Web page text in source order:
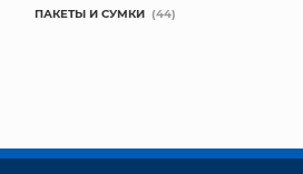
ПАКЕТЫ И СУМКИ (44)